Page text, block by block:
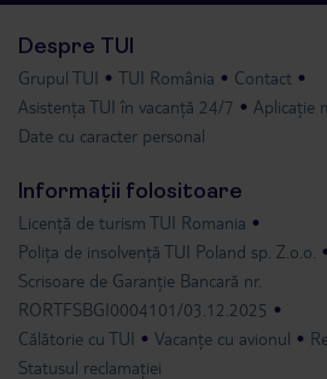
Despre TUI
Grupul TUI TUI România
Contact
Asistența TUI în vacanță 24/7
Aplicație
Date cu caracter personal
Informații folositoare
Licență de turism TUI Romania
Polița de insolvență TUI Poland sp. Z.o.o.
Scrisoare de Garanție Bancară nr.
RORTFSBGI0004101/03.12.2025
Călătorie cu TUI
Vacanțe cu avionul
Statusul reclamației